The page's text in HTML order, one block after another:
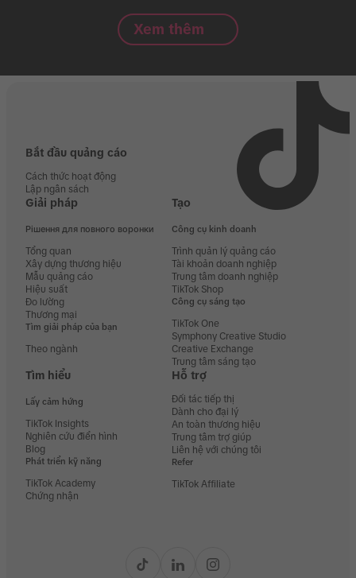
Xem thêm
Bắt đầu quảng cáo
Cách thức hoạt động
Lập ngân sách
Giải pháp
Рішення для повного воронки
Tổng quan
Xây dựng thương hiệu
Mẫu quảng cáo
Hiệu suất
Đo lường
Thương mại
Tìm giải pháp của bạn
Theo ngành
Tạo
Công cụ kinh doanh
Trình quản lý quảng cáo
Tài khoản doanh nghiệp
Trung tâm doanh nghiệp
TikTok Shop
Công cụ sáng tạo
TikTok One
Symphony Creative Studio
Creative Exchange
Trung tâm sáng tạo
Tìm hiểu
Lấy cảm hứng
TikTok Insights
Nghiên cứu điển hình
Blog
Phát triển kỹ năng
TikTok Academy
Chứng nhận
Hỗ trợ
Đối tác tiếp thị
Dành cho đại lý
An toàn thương hiệu
Trung tâm trợ giúp
Liên hệ với chúng tôi
Refer
TikTok Affiliate